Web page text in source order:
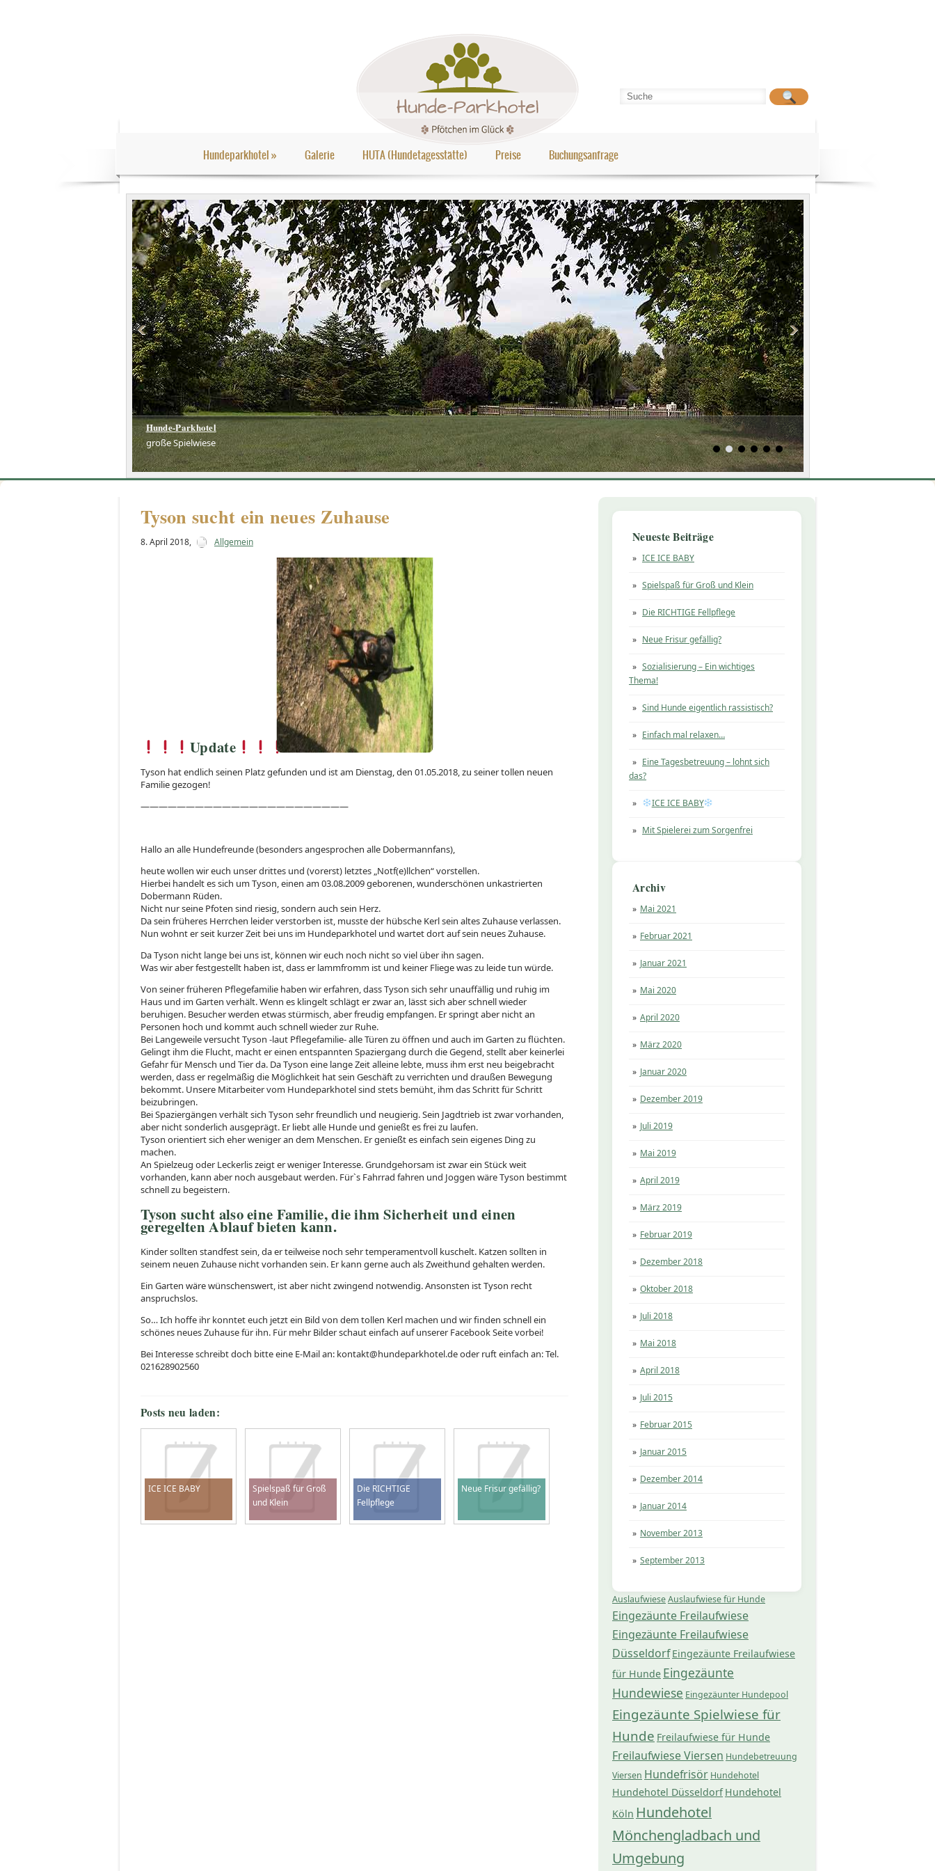
Hundeparkhotel» Galerie HUTA (Hundetagesstätte) Preise Buchungsanfrage
Hunde-Parkhotel
große Spielwiese
1 2 3 4 5 6
Neueste Beiträge
ICE ICE BABY
Spielspaß für Groß und Klein
Die RICHTIGE Fellpflege
Neue Frisur gefällig?
Sozialisierung – Ein wichtiges
Thema!
Sind Hunde eigentlich rassistisch?
Einfach mal relaxen…
Eine Tagesbetreuung – lohnt sich
das?
ICE ICE BABY
Mit Spielerei zum Sorgenfrei
Archiv
Mai 2021
Februar 2021
Januar 2021
Mai 2020
April 2020
März 2020
Januar 2020
Dezember 2019
Juli 2019
Mai 2019
April 2019
März 2019
Februar 2019
Dezember 2018
Oktober 2018
Juli 2018
Mai 2018
April 2018
Juli 2015
Februar 2015
Januar 2015
Dezember 2014
Januar 2014
November 2013
September 2013
AuslaufwieseAuslaufwiese für Hunde
Eingezäunte Freilaufwiese
Eingezäunte Freilaufwiese
Düsseldorf Eingezäunte Freilaufwiese
für Hunde Eingezäunte
Hundewiese Eingezäunter Hundepool
Eingezäunte Spielwiese für
Hunde Freilaufwiese für Hunde
Freilaufwiese Viersen Hundebetreuung
Viersen Hundefrisör Hundehotel
Hundehotel Düsseldorf Hundehotel
Köln Hundehotel
Mönchengladbach und
Umgebung
Tyson sucht ein neues Zuhause
8. April 2018, Allgemein
Update
Tyson hat endlich seinen Platz gefunden und ist am Dienstag, den 01.05.2018, zu seiner tollen neuen
Familie gezogen!
———————————————————————
Hallo an alle Hundefreunde (besonders angesprochen alle Dobermannfans),
heute wollen wir euch unser drittes und (vorerst) letztes „Notf(e)llchen“ vorstellen.
Hierbei handelt es sich um Tyson, einen am 03.08.2009 geborenen, wunderschönen unkastrierten
Dobermann Rüden.
Nicht nur seine Pfoten sind riesig, sondern auch sein Herz.
Da sein früheres Herrchen leider verstorben ist, musste der hübsche Kerl sein altes Zuhause verlassen.
Nun wohnt er seit kurzer Zeit bei uns im Hundeparkhotel und wartet dort auf sein neues Zuhause.
Da Tyson nicht lange bei uns ist, können wir euch noch nicht so viel über ihn sagen.
Was wir aber festgestellt haben ist, dass er lammfromm ist und keiner Fliege was zu leide tun würde.
Von seiner früheren Pflegefamilie haben wir erfahren, dass Tyson sich sehr unauffällig und ruhig im
Haus und im Garten verhält. Wenn es klingelt schlägt er zwar an, lässt sich aber schnell wieder
beruhigen. Besucher werden etwas stürmisch, aber freudig empfangen. Er springt aber nicht an
Personen hoch und kommt auch schnell wieder zur Ruhe.
Bei Langeweile versucht Tyson -laut Pflegefamilie- alle Türen zu öffnen und auch im Garten zu flüchten.
Gelingt ihm die Flucht, macht er einen entspannten Spaziergang durch die Gegend, stellt aber keinerlei
Gefahr für Mensch und Tier da. Da Tyson eine lange Zeit alleine lebte, muss ihm erst neu beigebracht
werden, dass er regelmäßig die Möglichkeit hat sein Geschäft zu verrichten und draußen Bewegung
bekommt. Unsere Mitarbeiter vom Hundeparkhotel sind stets bemüht, ihm das Schritt für Schritt
beizubringen.
Bei Spaziergängen verhält sich Tyson sehr freundlich und neugierig. Sein Jagdtrieb ist zwar vorhanden,
aber nicht sonderlich ausgeprägt. Er liebt alle Hunde und genießt es frei zu laufen.
Tyson orientiert sich eher weniger an dem Menschen. Er genießt es einfach sein eigenes Ding zu
machen.
An Spielzeug oder Leckerlis zeigt er weniger Interesse. Grundgehorsam ist zwar ein Stück weit
vorhanden, kann aber noch ausgebaut werden. Für`s Fahrrad fahren und Joggen wäre Tyson bestimmt
schnell zu begeistern.
Tyson sucht also eine Familie, die ihm Sicherheit und einen
geregelten Ablauf bieten kann.
Kinder sollten standfest sein, da er teilweise noch sehr temperamentvoll kuschelt. Katzen sollten in
seinem neuen Zuhause nicht vorhanden sein. Er kann gerne auch als Zweithund gehalten werden.
Ein Garten wäre wünschenswert, ist aber nicht zwingend notwendig. Ansonsten ist Tyson recht
anspruchslos.
So… Ich hoffe ihr konntet euch jetzt ein Bild von dem tollen Kerl machen und wir finden schnell ein
schönes neues Zuhause für ihn. Für mehr Bilder schaut einfach auf unserer Facebook Seite vorbei!
Bei Interesse schreibt doch bitte eine E-Mail an: kontakt@hundeparkhotel.de oder ruft einfach an: Tel.
‪021628902560‬
Posts neu laden:
ICE ICE BABY
Spielspaß für Groß
und Klein
Die RICHTIGE
Fellpflege
Neue Frisur gefällig?